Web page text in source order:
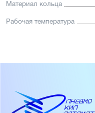
Материал кольца
Рабочая температура